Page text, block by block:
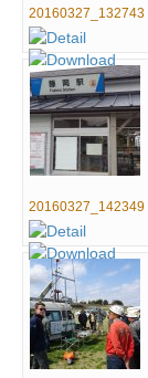
20160327_132743
20160327_142349